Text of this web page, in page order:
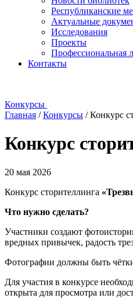
Республиканские
Актуальные
Исследования
Проекты
Профессиональная
Контакты
Конкурсы
Главная /Конкурсы /Конкурс
Конкурс
20 мая 2026
Конкурс сторителлинга
Что нужно сделать?
Участники создают
вредных привычек, радость
Фотографии должны быть
Для участия в конкурсе
открыта для просмотра или